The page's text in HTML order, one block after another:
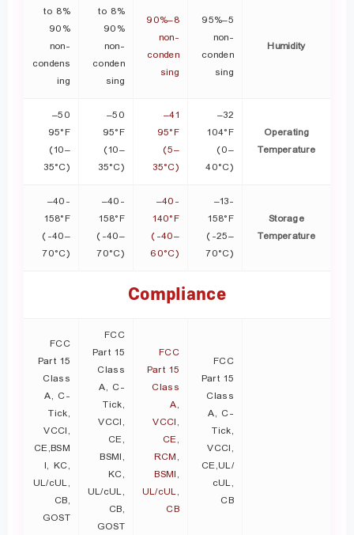
Humidity
5–95%
non-
conden
sing
8–90%
non-
conden
sing
8% to
90%
non-
conden
sing
8% to
90%
non-
condens
ing
Operating
Temperature
32–
104°F
(0–
40°C)
41–
95°F
(5–
35°C)
50–
95°F
(10–
35°C)
50–
95°F
(10–
35°C)
Storage
Temperature
-13–
158°F
(-25–
70°C)
-40–
140°F
(-40–
60°C)
-40–
158°F
(-40–
70°C)
-40–
158°F
(-40–
70°C)
Compliance
FCC
Part 15
Class
A, C-
Tick,
VCCI,
CE,UL/
cUL,
CB
FCC
Part 15
Class
A,
VCCI,
CE,
RCM,
BSMI,
UL/cUL,
CB
FCC
Part 15
Class
A, C-
Tick,
VCCI,
CE,
BSMI,
KC,
UL/cUL,
CB,
GOST
FCC
Part 15
Class
A, C-
Tick,
VCCI,
CE,BSM
I, KC,
UL/cUL,
CB,
GOST